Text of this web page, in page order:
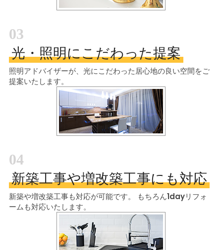
03
光・照明にこだわった提案
照明アドバイザーが、光にこだわった居心地の良い空間をご
提案いたします。
04
新築工事や増改築工事にも対応
新築や増改築工事も対応が可能です。
もちろん1dayリフォ
ームも対応いたします。